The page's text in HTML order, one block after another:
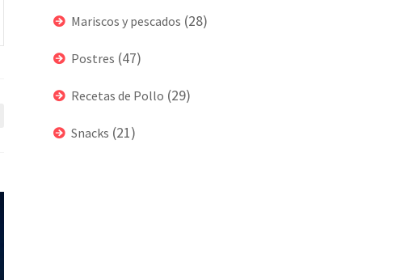
Mariscos y pescados (28)
Postres (47)
Recetas de Pollo (29)
Snacks (21)